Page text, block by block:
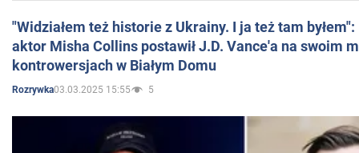
"Widziałem też historie z Ukrainy. I ja też tam
aktor Misha Collins postawił J.D. Vance'a na swoim
kontrowersjach w Białym Domu
Rozrywka03.03.2025 15:55 5